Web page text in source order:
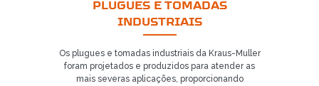
PLUGUES E TOMADAS
INDUSTRIAIS
Os plugues e tomadas industriais da Kraus-Muller
foram projetados e produzidos para atender as
mais severas aplicações, proporcionando